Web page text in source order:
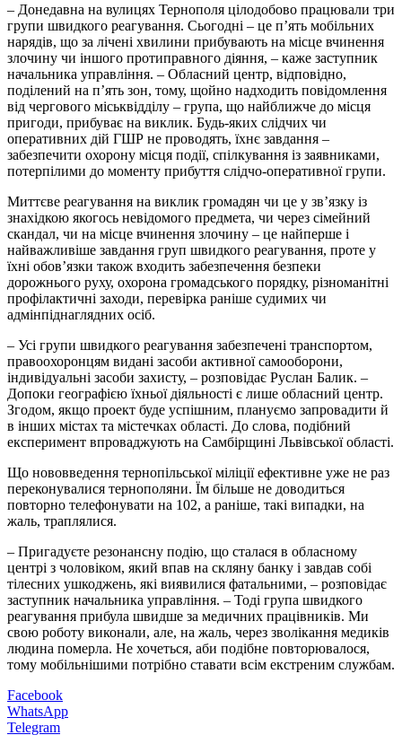
– Донедавна на вулицях Тернополя цілодобово працювали три
групи швидкого реагування. Сьогодні – це п’ять мобільних
нарядів, що за лічені хвилини прибувають на місце вчинення
злочину чи іншого протиправного діяння, – каже заступник
начальника управління. – Обласний центр, відповідно,
поділений на п’ять зон, тому, щойно надходить повідомлення
від чергового міськвідділу – група, що найближче до місця
пригоди, прибуває на виклик. Будь-яких слідчих чи
оперативних дій ГШР не проводять, їхнє завдання –
забезпечити охорону місця події, спілкування із заявниками,
потерпілими до моменту прибуття слідчо-оперативної групи.
Миттєве реагування на виклик громадян чи це у зв’язку із
знахідкою якогось невідомого предмета, чи через сімейний
скандал, чи на місце вчинення злочину – це найперше і
найважливіше завдання груп швидкого реагування, проте у
їхні обов’язки також входить забезпечення безпеки
дорожнього руху, охорона громадського порядку, різноманітні
профілактичні заходи, перевірка раніше судимих чи
адмінпіднаглядних осіб.
– Усі групи швидкого реагування забезпечені транспортом,
правоохоронцям видані засоби активної самооборони,
індивідуальні засоби захисту, – розповідає Руслан Балик. –
Допоки географією їхньої діяльності є лише обласний центр.
Згодом, якщо проект буде успішним, плануємо запровадити й
в інших містах та містечках області. До слова, подібний
експеримент впроваджують на Самбірщині Львівської області.
Що нововведення тернопільської міліції ефективне уже не раз
переконувалися тернополяни. Їм більше не доводиться
повторно телефонувати на 102, а раніше, такі випадки, на
жаль, траплялися.
– Пригадуєте резонансну подію, що сталася в обласному
центрі з чоловіком, який впав на скляну банку і завдав собі
тілесних ушкоджень, які виявилися фатальними, – розповідає
заступник начальника управління. – Тоді група швидкого
реагування прибула швидше за медичних працівників. Ми
свою роботу виконали, але, на жаль, через зволікання медиків
людина померла. Не хочеться, аби подібне повторювалося,
тому мобільнішими потрібно ставати всім екстреним службам.
Facebook
WhatsApp
Telegram